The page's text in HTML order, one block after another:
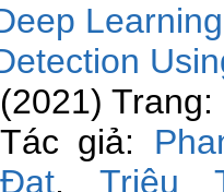
(2021)
Tác giả:
Đạt, Triệu